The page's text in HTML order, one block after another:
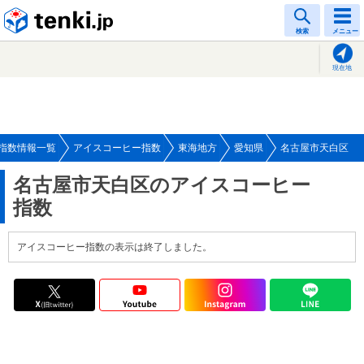
検索 メニュー
現在地
数情報一覧 アイスコーヒー指数 東海地方 愛知県 名古屋市天白区
名古屋市天白区のアイスコーヒー
指数
アイスコーヒー指数の表示は終了しました。